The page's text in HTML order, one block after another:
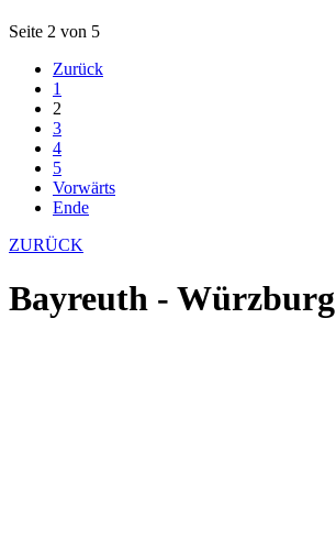
Seite 2 von 5
Zurück
1
2
3
4
5
Vorwärts
Ende
ZURÜCK
Bayreuth - Würzburg